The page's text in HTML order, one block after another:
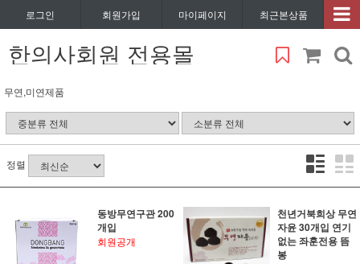
로그인 회원가입 마이페이지 최근본상품
한의사회원 전용몰
무연,미연제품
정렬
동방무연구관 200
개입
회원공개
천년거북희상 무연
자윤 30개입 연기
없는 좌훈전용 뜸
봉